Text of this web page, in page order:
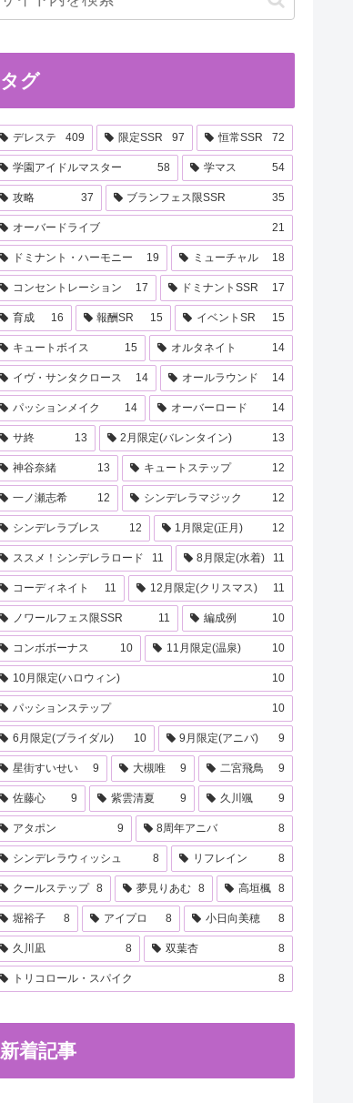
タグ
デレステ 409 限定SSR 97 恒常SSR 72
学園アイドルマスター 58 学マス 54
攻略 37 ブランフェス限SSR 35
オーバードライブ 21
ドミナント・ハーモニー 19 ミューチャル 18
コンセントレーション 17 ドミナントSSR 17
育成 16 報酬SR 15 イベントSR 15
キュートボイス 15 オルタネイト 14
イヴ・サンタクロース 14 オールラウンド 14
パッションメイク 14 オーバーロード 14
サ終 13 2月限定(バレンタイン) 13
神谷奈緒 13 キュートステップ 12
一ノ瀬志希 12 シンデレラマジック 12
シンデレラブレス 12 1月限定(正月) 12
ススメ！シンデレラロード 11 8月限定(水着) 11
コーディネイト 11 12月限定(クリスマス) 11
ノワールフェス限SSR 11 編成例 10
コンボボーナス 10 11月限定(温泉) 10
10月限定(ハロウィン) 10
パッションステップ 10
6月限定(ブライダル) 10 9月限定(アニバ) 9
星街すいせい 9 大槻唯 9 二宮飛鳥 9
佐藤心 9 紫雲清夏 9 久川颯 9
アタポン 9 8周年アニバ 8
シンデレラウィッシュ 8 リフレイン 8
クールステップ 8 夢見りあむ 8 高垣楓 8
堀裕子 8 アイプロ 8 小日向美穂 8
久川凪 8 双葉杏 8
トリコロール・スパイク 8
新着記事